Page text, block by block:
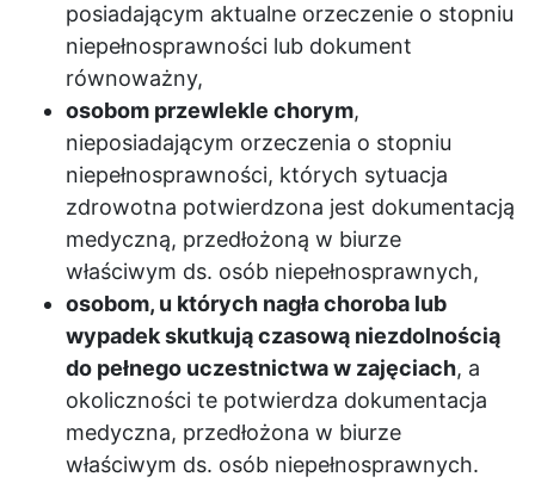
posiadającym aktualne orzeczenie o stopniu
niepełnosprawności lub dokument
równoważny,
osobom przewlekle chorym,
nieposiadającym orzeczenia o stopniu
niepełnosprawności, których sytuacja
zdrowotna potwierdzona jest dokumentacją
medyczną, przedłożoną w biurze
właściwym ds. osób niepełnosprawnych,
osobom, u których nagła choroba lub
wypadek skutkują czasową niezdolnością
do pełnego uczestnictwa w zajęciach, a
okoliczności te potwierdza dokumentacja
medyczna, przedłożona w biurze
właściwym ds. osób niepełnosprawnych.